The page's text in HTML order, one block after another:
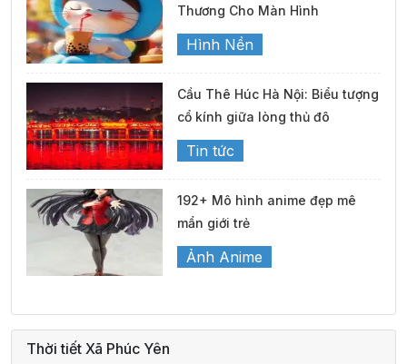
Thương Cho Màn Hình
Hình Nền
Cầu Thê Húc Hà Nội: Biểu tượng
cổ kính giữa lòng thủ đô
Tin tức
192+ Mô hình anime đẹp mê
mẩn giới trẻ
Ảnh Anime
Thời tiết Xã Phúc Yên